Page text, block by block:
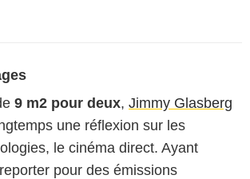
9 m2 pour deux, Jimmy Glasberg
une réflexion sur les
le cinéma direct. Ayant
pour des émissions